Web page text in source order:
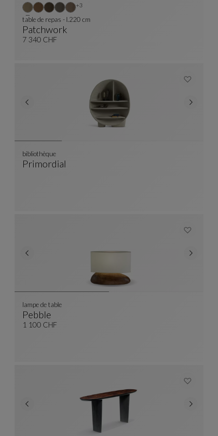
Patchwork
Table De Repas - L.220 Cm
Voir La Description Complète
table de repas - l.220 cm
7 340 CHF
+3Autres coloris : 3 couleurs disponibles
Primordial
bibliothèque
Pebble
Lampe De Table
Voir La Description Complète
lampe de table
1 100 CHF